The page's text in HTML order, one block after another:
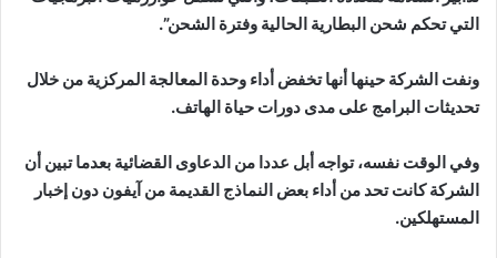
التي تحكم شحن البطارية الحالية وفترة الشحن”.
ونفت الشركة حينها أنها تخفض أداء وحدة المعالجة المركزية من خلال
تحديثات البرامج على مدى دورات حياة الهاتف.
وفي الوقت نفسه، تواجه أبل عددا من الدعاوى القضائية بعدما تبين أن
الشركة كانت تحد من أداء بعض النماذج القديمة من آيفون دون إخبار
المستهلكين.